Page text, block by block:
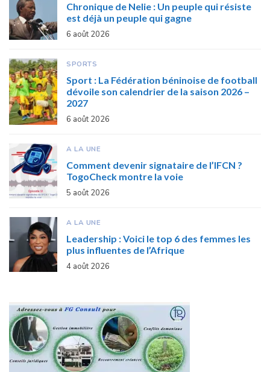
Chronique de Nelie : Un peuple qui résiste
est déjà un peuple qui gagne
6 août 2026
SPORTS
Sport : La Fédération béninoise de football
dévoile son calendrier de la saison 2026 –
2027
6 août 2026
A LA UNE
Comment devenir signataire de l’IFCN ?
TogoCheck montre la voie
5 août 2026
A LA UNE
Leadership : Voici le top 6 des femmes les
plus influentes de l’Afrique
4 août 2026